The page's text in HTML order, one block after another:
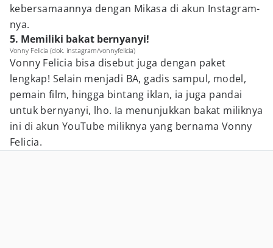
kebersamaannya dengan Mikasa di akun Instagram-
nya.
5. Memiliki bakat bernyanyi!
Vonny Felicia (dok. instagram/vonnyfelicia)
Vonny Felicia bisa disebut juga dengan paket
lengkap! Selain menjadi BA, gadis sampul, model,
pemain film, hingga bintang iklan, ia juga pandai
untuk bernyanyi, lho. Ia menunjukkan bakat miliknya
ini di akun YouTube miliknya yang bernama Vonny
Felicia.